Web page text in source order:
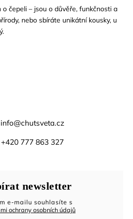
čepeli – jsou o důvěře, funkčnosti a
nebo sbíráte unikátní kousky, u
info@chutsveta.cz
+420 777 863 327
newsletter
e-mailu souhlasíte s
ochrany osobních údajů